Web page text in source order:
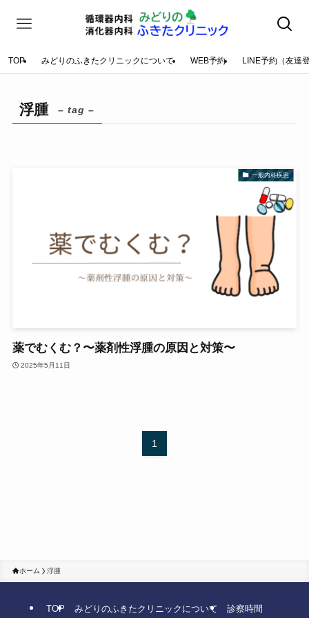
TOP みどりのふきたクリニックについて WEB予約 LINE予約（友達
浮腫 – tag –
一般内科疾患
薬でむくむ？〜薬剤性浮腫の原因と対策〜
2025年5月11日
1
ホーム 浮腫
TOP みどりのふきたクリニックについて 診察時間